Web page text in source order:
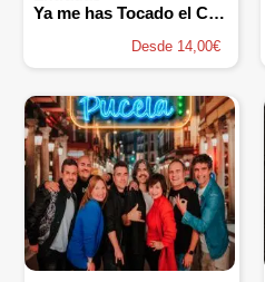
Ya me has Tocado el Cuento
Desde 14,00€